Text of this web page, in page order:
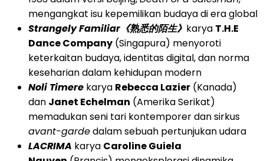
mengangkat isu kepemilikan budaya di era global
Strangely Familiar《熟悉的陌生》 karya T.H.E
Dance Company (Singapura) menyoroti
keterkaitan budaya, identitas digital, dan norma
keseharian dalam kehidupan modern
Noli Timere karya Rebecca Lazier (Kanada)
dan Janet Echelman (Amerika Serikat)
memadukan seni tari kontemporer dan sirkus
avant-gardedalam sebuah pertunjukan udara
LACRIMA karya Caroline Guiela